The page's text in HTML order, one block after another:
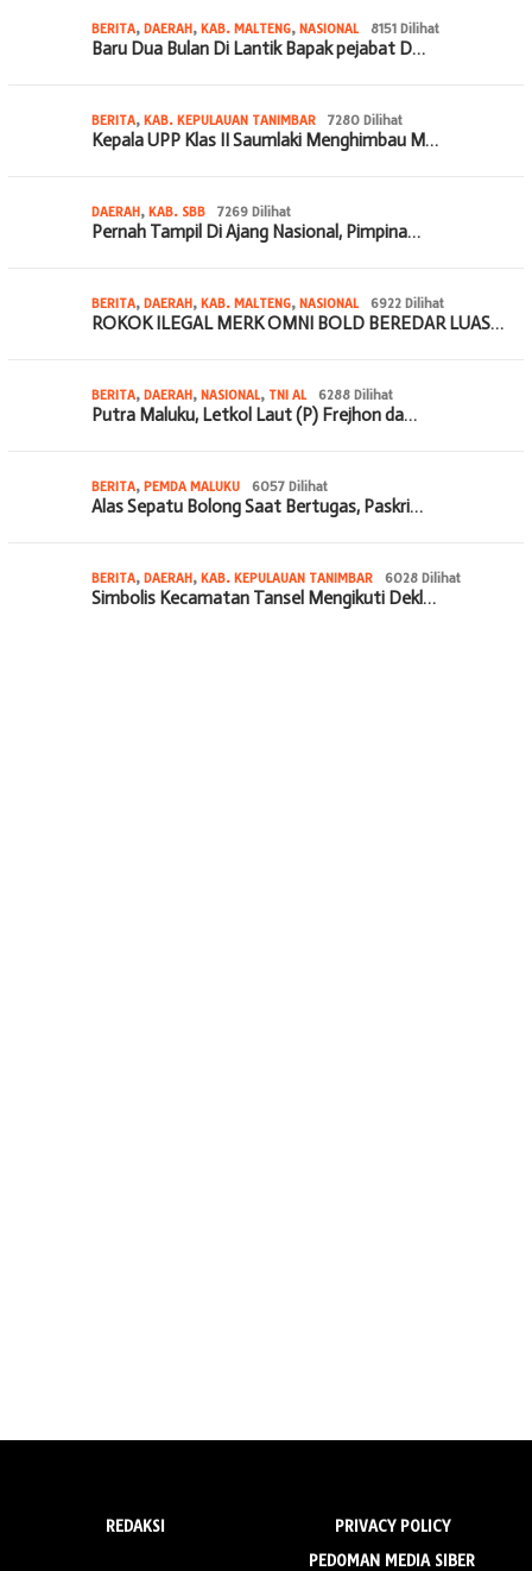
BERITA, DAERAH, KAB. MALTENG, NASIONAL 8151 Dilihat
Baru Dua Bulan Di Lantik Bapak pejabat D…
BERITA, KAB. KEPULAUAN TANIMBAR 7280 Dilihat
Kepala UPP Klas II Saumlaki Menghimbau M…
DAERAH, KAB. SBB 7269 Dilihat
Pernah Tampil Di Ajang Nasional, Pimpina…
BERITA, DAERAH, KAB. MALTENG, NASIONAL 6922 Dilihat
ROKOK ILEGAL MERK OMNI BOLD BEREDAR LUAS…
BERITA, DAERAH, NASIONAL, TNI AL 6288 Dilihat
Putra Maluku, Letkol Laut (P) Frejhon da…
BERITA, PEMDA MALUKU 6057 Dilihat
Alas Sepatu Bolong Saat Bertugas, Paskri…
BERITA, DAERAH, KAB. KEPULAUAN TANIMBAR 6028 Dilihat
Simbolis Kecamatan Tansel Mengikuti Dekl…
REDAKSI
PRIVACY POLICY
PEDOMAN MEDIA SIBER